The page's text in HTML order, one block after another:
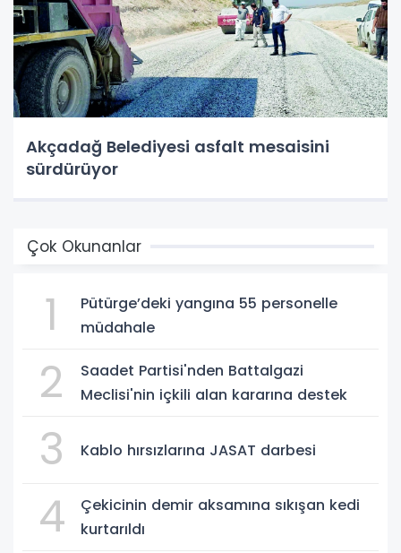
Akçadağ Belediyesi asfalt mesaisini
sürdürüyor
Çok Okunanlar
1
Pütürge’deki yangına 55 personelle
müdahale
2
Saadet Partisi'nden Battalgazi
Meclisi'nin içkili alan kararına destek
3 Kablo hırsızlarına JASAT darbesi
4
Çekicinin demir aksamına sıkışan kedi
kurtarıldı